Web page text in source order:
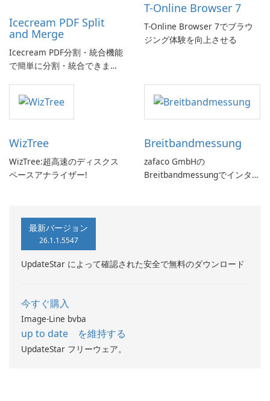
Icecream PDF Split
and Merge
Icecream PDF分割・統合機能
で簡単に分割・統合できま
T-Online Browser 7
T-Online Browser 7でブラウ
ジング体験を向上させる
WizTree
WizTree:超高速のディスクス
ペースアナライザー!
Breitbandmessung
zafaco GmbHの
Breitbandmessungでインター
最新バージョン
26.1.1.5547
UpdateStar によって確認された安全で無料のダウンロード
今すぐ購入
Image-Line bvba
up to date を維持する
UpdateStar フリーウェア。